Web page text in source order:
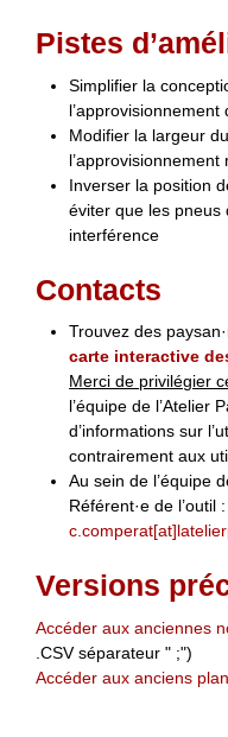
Pistes
Simplifier la
Modifier la largeur
l’approvisionnement
Inverser la position
éviter que les pneus
interférence
Contacts
Trouvez des
carte interactive
Merci de privilégier
l’équipe de l’Atelier
d’informations sur
contrairement aux
Au sein de l’équipe
Référent·e de l’outil
Versions
Accéder aux anciennes
.CSV séparateur " ;")
Accéder aux anciens